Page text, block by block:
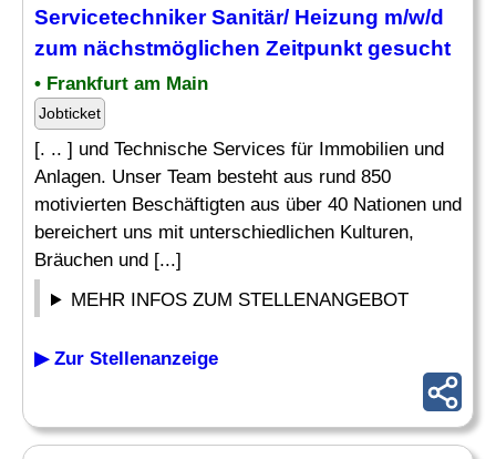
Servicetechniker Sanitär/ Heizung m/w/d
zum nächstmöglichen Zeitpunkt gesucht
• Frankfurt am Main
Jobticket
[. .. ] und Technische Services für Immobilien und
Anlagen. Unser Team besteht aus rund 850
motivierten Beschäftigten aus über 40 Nationen und
bereichert uns mit unterschiedlichen Kulturen,
Bräuchen und [...]
MEHR INFOS ZUM STELLENANGEBOT
▶ Zur Stellenanzeige